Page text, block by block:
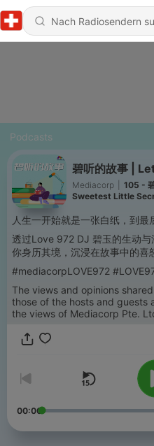
Podcasts
碧听的故事 |
Mediacorp
105 -
Sweetest Little
人生一开始就是一张白纸，到最
透过Love 972 DJ 碧玉的生动
你身历其境，沉浸在故事中的喜
#mediacorpLOVE972
The views and opinions
those of the hosts and guests
the views of Mediacorp Pte.
00:00